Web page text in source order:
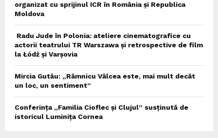
organizat cu sprijinul ICR în România și Republica
Moldova
Radu Jude în Polonia: ateliere cinematografice cu
actorii teatrului TR Warszawa și retrospective de film
la Łódź și Varșovia
Mircia Gutău: „Râmnicu Vâlcea este, mai mult decât
un loc, un sentiment”
Conferința „Familia Cioflec și Clujul” susținută de
istoricul Luminița Cornea